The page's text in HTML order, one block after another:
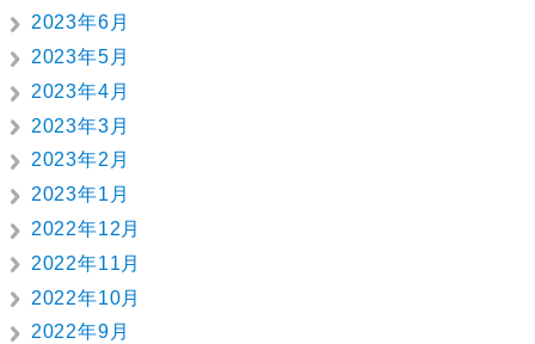
2023年6月
2023年5月
2023年4月
2023年3月
2023年2月
2023年1月
2022年12月
2022年11月
2022年10月
2022年9月